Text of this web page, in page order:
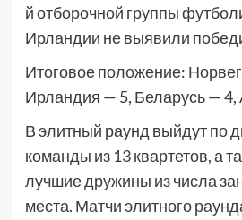
й отборочной группы
Ирландии не выявили
Итоговое положение:
Ирландия — 5, Беларусь —
В элитный раунд выйдут по
команды из 13 квартетов, а
лучшие дружины из числа
места. Матчи элитного